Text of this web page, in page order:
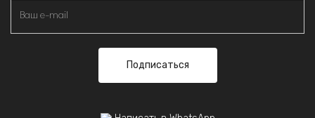
Подписаться